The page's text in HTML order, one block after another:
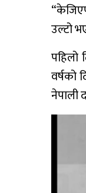
उल्टो
पहिलो
वर्षको
नेपाली